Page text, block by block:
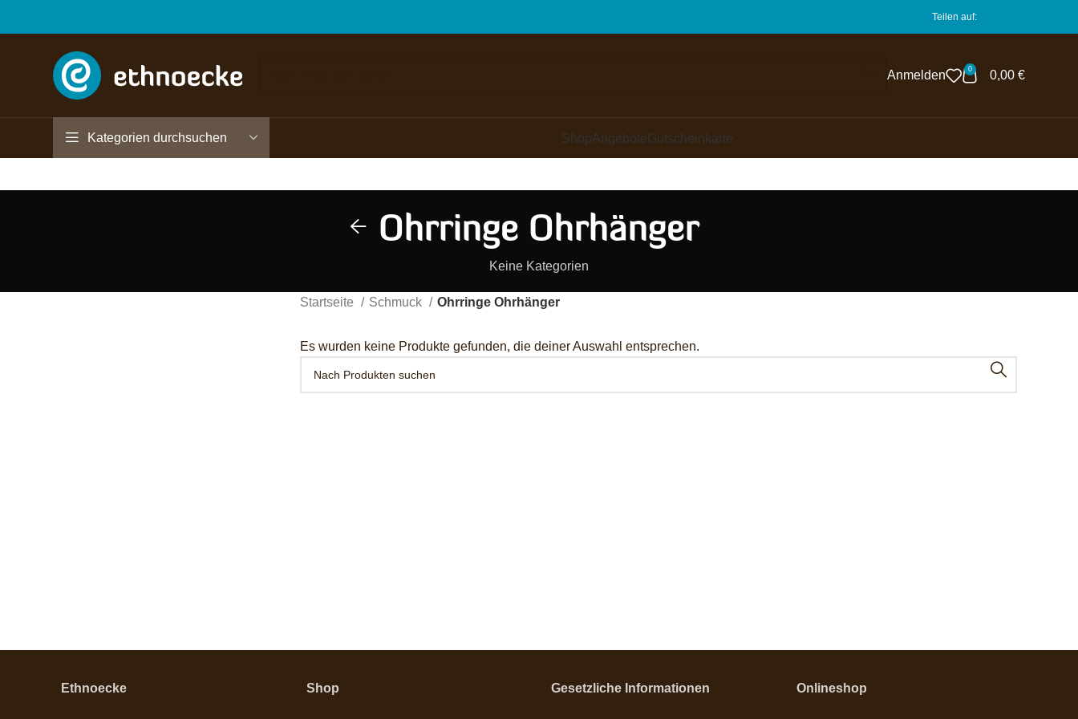
Teilen auf:
Anmelden 0 0,00 €
Kategorien durchsuchen ShopAngeboteGutscheinkarte
Ohrringe Ohrhänger
Keine Kategorien
Startseite Schmuck Ohrringe Ohrhänger
Es wurden keine Produkte gefunden, die deiner Auswahl entsprechen.
Ethnoecke Shop Gesetzliche Informationen Onlineshop